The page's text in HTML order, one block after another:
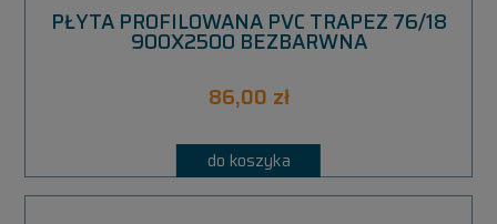
PŁYTA PROFILOWANA PVC TRAPEZ 76/18
900X2500 BEZBARWNA
86,00 zł
do koszyka